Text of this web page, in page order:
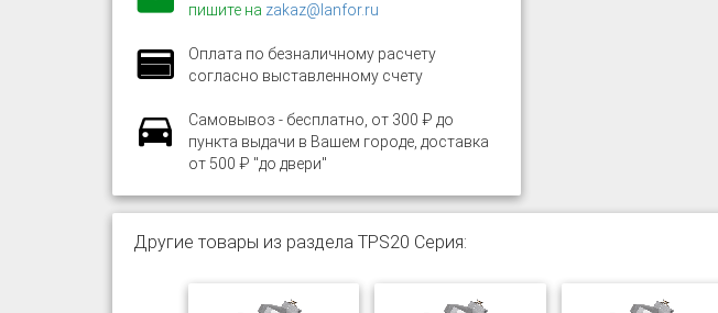
пишите на zakaz@lanfor.ru
Оплата по безналичному расчету
согласно выставленному счету
Самовывоз - бесплатно, от 300 ₽ до
пункта выдачи в Вашем городе, доставка
от 500 ₽ "до двери"
Другие товары из раздела TPS20 Серия: